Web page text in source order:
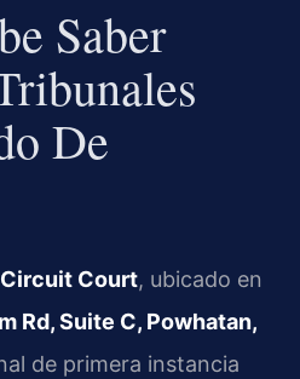
Saber
De
Court, ubicado en
Rd, Suite C, Powhatan,
de primera instancia